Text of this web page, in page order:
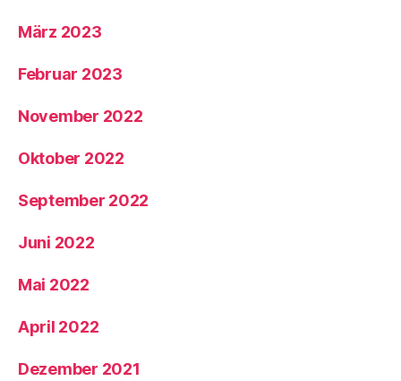
März 2023
Februar 2023
November 2022
Oktober 2022
September 2022
Juni 2022
Mai 2022
April 2022
Dezember 2021